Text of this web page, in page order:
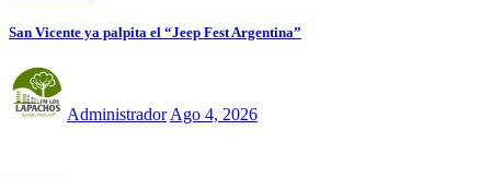
San Vicente ya palpita el “Jeep Fest Argentina”
Administrador Ago 4, 2026